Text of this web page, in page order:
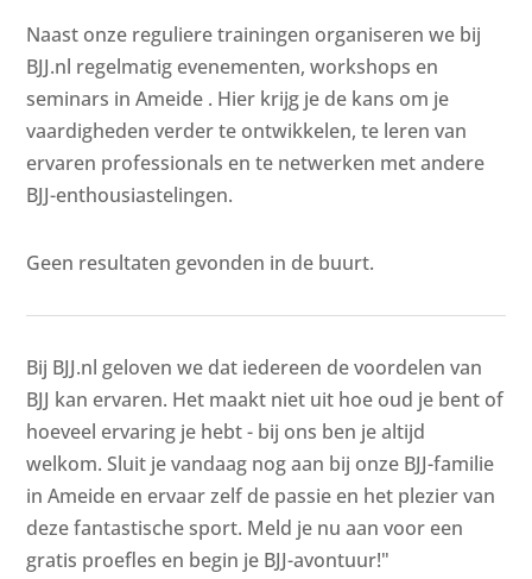
Naast onze reguliere trainingen organiseren we bij
BJJ.nl regelmatig evenementen, workshops en
seminars in Ameide . Hier krijg je de kans om je
vaardigheden verder te ontwikkelen, te leren van
ervaren professionals en te netwerken met andere
BJJ-enthousiastelingen.
Geen resultaten gevonden in de buurt.
Bij BJJ.nl geloven we dat iedereen de voordelen van
BJJ kan ervaren. Het maakt niet uit hoe oud je bent of
hoeveel ervaring je hebt - bij ons ben je altijd
welkom. Sluit je vandaag nog aan bij onze BJJ-familie
in Ameide en ervaar zelf de passie en het plezier van
deze fantastische sport. Meld je nu aan voor een
gratis proefles en begin je BJJ-avontuur!"